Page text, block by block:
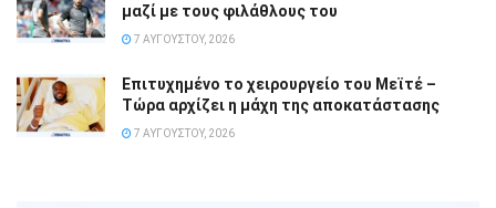
μαζί με τους φιλάθλους του
7 ΑΥΓΟΎΣΤΟΥ, 2026
Επιτυχημένο το χειρουργείο του Μεϊτέ –
Τώρα αρχίζει η μάχη της αποκατάστασης
7 ΑΥΓΟΎΣΤΟΥ, 2026